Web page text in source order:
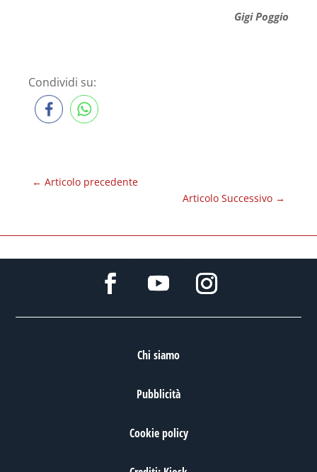
Gigi Poggio
Condividi su:
← Articolo precedente
Articolo Successivo →
Chi siamo
Pubblicità
Cookie policy